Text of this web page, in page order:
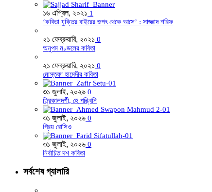
১৬ এপ্রিল, ২০২১ 1
‘কবিতা যুক্তির বাইরের জগৎ থেকে আসে’ : সাজ্জাদ শরিফ
২১ ফেব্রুয়ারি, ২০২১ 0
অনুপম মণ্ডলের কবিতা
২১ ফেব্রুয়ারি, ২০২১ 0
মোস্তফা হামেদীর কবিতা
৩১ জুলাই, ২০২৬ 0
ত্রিকালদর্শী, হে পঙ্খিনি
৩১ জুলাই, ২০২৬ 0
প্রিয় রোসিও
৩১ জুলাই, ২০২৬ 0
নির্বাচিত দশ কবিতা
সর্বশেষ গ্যালারি